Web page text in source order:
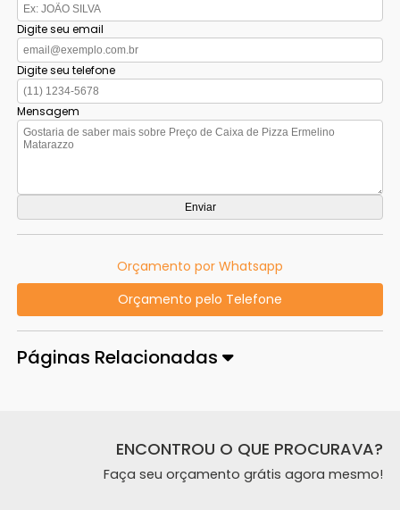
Digite seu email
Digite seu telefone
Mensagem
Orçamento por Whatsapp
Orçamento pelo Telefone
Páginas Relacionadas
ENCONTROU O QUE PROCURAVA?
Faça seu orçamento grátis agora mesmo!